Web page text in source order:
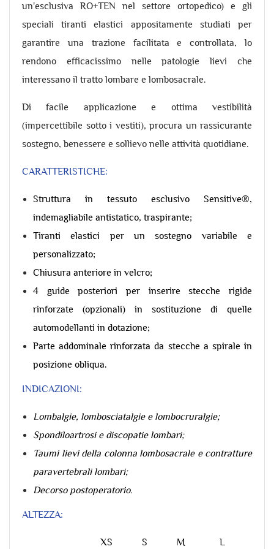
un'esclusiva RO+TEN nel settore ortopedico) e gli
speciali tiranti elastici appositamente studiati per
garantire una trazione facilitata e controllata, lo
rendono efficacissimo nelle patologie lievi che
interessano il tratto lombare e lombosacrale.
Di facile applicazione e ottima vestibilità
(impercettibile sotto i vestiti), procura un rassicurante
sostegno, benessere e sollievo nelle attività quotidiane.
CARATTERISTICHE:
Struttura in tessuto esclusivo Sensitive®,
indemagliabile antistatico, traspirante;
Tiranti elastici per un sostegno variabile e
personalizzato;
Chiusura anteriore in velcro;
4 guide posteriori per inserire stecche rigide
rinforzate (opzionali) in sostituzione di quelle
automodellanti in dotazione;
Parte addominale rinforzata da stecche a spirale in
posizione obliqua.
INDICAZIONI:
Lombalgie, lombosciatalgie e lombocruralgie;
Spondiloartrosi e discopatie lombari;
Taumi lievi della colonna lombosacrale e contratture
paravertebrali lombari;
Decorso postoperatorio.
ALTEZZA:
XS S M
L